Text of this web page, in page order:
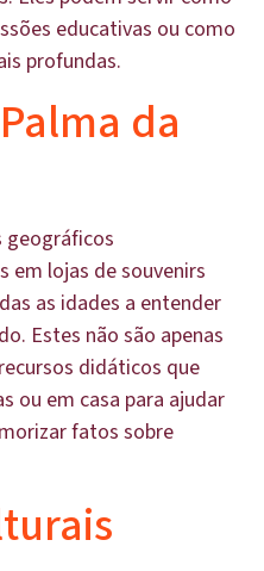
educativas ou como
profundas.
da
geográficos
lojas de souvenirs
as idades a entender
Estes não são apenas
didáticos que
ou em casa para ajudar
fatos sobre